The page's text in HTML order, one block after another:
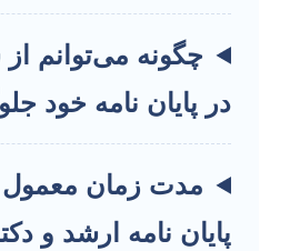
چگونه می‌توانم
در پایان نامه خود
مدت زمان معمول
پایان نامه ارشد و